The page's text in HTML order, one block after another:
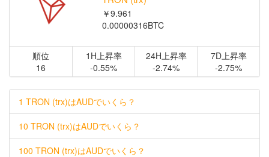
￥9.961
0.00000316BTC
順位
16
1H上昇率
-0.55%
24H上昇率
-2.74%
7D上昇率
-2.75%
1 TRON (trx)はAUDでいくら？
10 TRON (trx)はAUDでいくら？
100 TRON (trx)はAUDでいくら？